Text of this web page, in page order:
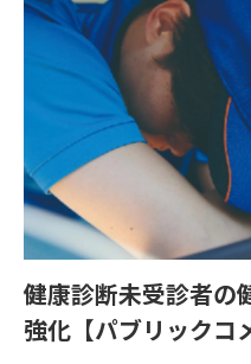
健康診断未受診者の
強化【パブリックコ